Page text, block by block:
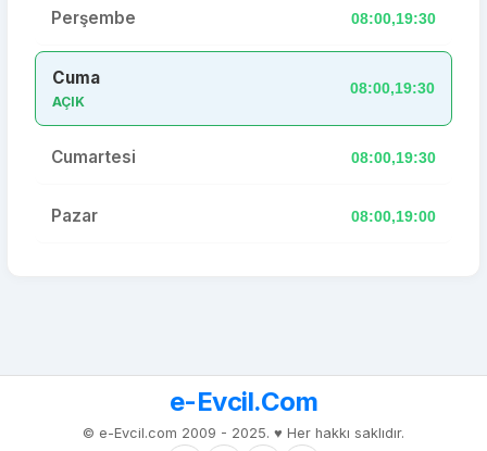
Perşembe 08:00,19:30
Cuma
AÇIK
08:00,19:30
Cumartesi 08:00,19:30
Pazar 08:00,19:00
e-Evcil.Com
© e-Evcil.com 2009 - 2025. ♥️ Her hakkı saklıdır.